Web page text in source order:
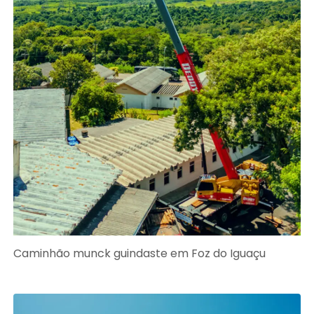
Caminhão munck guindaste em Foz do Iguaçu